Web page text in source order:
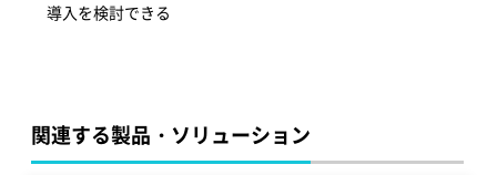
導入を検討できる
関連する製品・ソリューション